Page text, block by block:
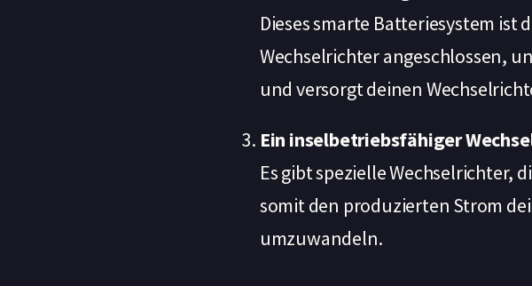
Dieses smarte Batteriesystem
Wechselrichter angeschlossen,
und versorgt deinen
Ein inselbetriebsfähiger
Es gibt spezielle
somit den produzierten Strom
umzuwandeln.